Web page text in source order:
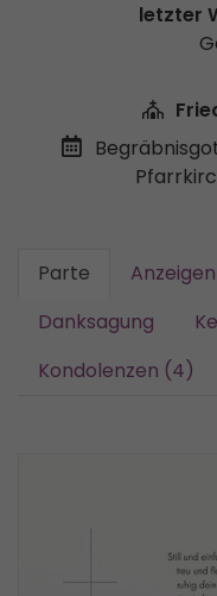
letzter
Parte
Danksagung
Kondolenzen (4)